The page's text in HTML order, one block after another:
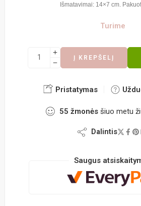
Išmatavimai: 14×7 cm.
Turime
Į KREPŠELĮ
Pristatymas
55 žmonės šiuo metu
Dalintis
Saugus